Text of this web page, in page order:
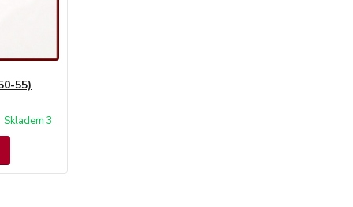
55)
Skladem 3